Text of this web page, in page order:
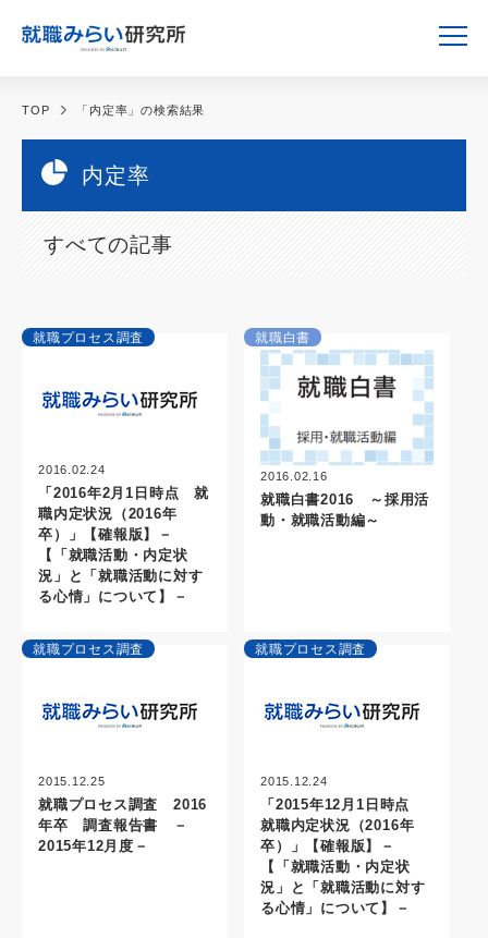
TOP 「内定率」の検索結果
内定率
すべての記事
就職プロセス調査
2016.02.24
「2016年2月1日時点 就
職内定状況（2016年
卒）」【確報版】－
【「就職活動・内定状
況」と「就職活動に対す
る心情」について】－
就職白書
2016.02.16
就職白書2016 ～採用活
動・就職活動編～
就職プロセス調査
2015.12.25
就職プロセス調査 2016
年卒 調査報告書 －
2015年12月度－
就職プロセス調査
2015.12.24
「2015年12月1日時点
就職内定状況（2016年
卒）」【確報版】－
【「就職活動・内定状
況」と「就職活動に対す
る心情」について】－